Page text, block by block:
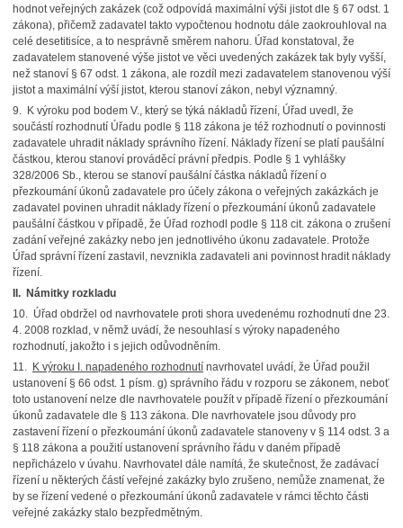
hodnot veřejných zakázek (což odpovídá maximální výši jistot dle § 67 odst. 1
zákona), přičemž zadavatel takto vypočtenou hodnotu dále zaokrouhloval na
celé desetitisíce, a to nesprávně směrem nahoru. Úřad konstatoval, že
zadavatelem stanovené výše jistot ve věci uvedených zakázek tak byly vyšší,
než stanoví § 67 odst. 1 zákona, ale rozdíl mezi zadavatelem stanovenou výší
jistot a maximální výší jistot, kterou stanoví zákon, nebyl významný.
9. K výroku pod bodem V., který se týká nákladů řízení, Úřad uvedl, že
součástí rozhodnutí Úřadu podle § 118 zákona je též rozhodnutí o povinnosti
zadavatele uhradit náklady správního řízení. Náklady řízení se platí paušální
částkou, kterou stanoví prováděcí právní předpis. Podle § 1 vyhlášky
328/2006 Sb., kterou se stanoví paušální částka nákladů řízení o
přezkoumání úkonů zadavatele pro účely zákona o veřejných zakázkách je
zadavatel povinen uhradit náklady řízení o přezkoumání úkonů zadavatele
paušální částkou v případě, že Úřad rozhodl podle § 118 cit. zákona o zrušení
zadání veřejné zakázky nebo jen jednotlivého úkonu zadavatele. Protože
Úřad správní řízení zastavil, nevznikla zadavateli ani povinnost hradit náklady
řízení.
II. Námitky rozkladu
10. Úřad obdržel od navrhovatele proti shora uvedenému rozhodnutí dne 23.
4. 2008 rozklad, v němž uvádí, že nesouhlasí s výroky napadeného
rozhodnutí, jakožto i s jejich odůvodněním.
11. K výroku I. napadeného rozhodnutínavrhovatel uvádí, že Úřad použil
ustanovení § 66 odst. 1 písm. g) správního řádu v rozporu se zákonem, neboť
toto ustanovení nelze dle navrhovatele použít v případě řízení o přezkoumání
úkonů zadavatele dle § 113 zákona. Dle navrhovatele jsou důvody pro
zastavení řízení o přezkoumání úkonů zadavatele stanoveny v § 114 odst. 3 a
§ 118 zákona a použití ustanovení správního řádu v daném případě
nepřicházelo v úvahu. Navrhovatel dále namítá, že skutečnost, že zadávací
řízení u některých částí veřejné zakázky bylo zrušeno, nemůže znamenat, že
by se řízení vedené o přezkoumání úkonů zadavatele v rámci těchto části
veřejné zakázky stalo bezpředmětným.